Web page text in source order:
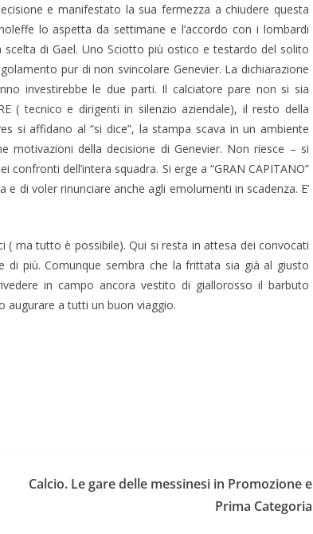
e manifestato la sua fermezza a chiudere questa
lo aspetta da settimane e l’accordo con i lombardi
di Gael. Uno Sciotto più ostico e testardo del solito
pur di non svincolare Genevier. La dichiarazione
investirebbe le due parti. Il calciatore pare non si sia
( tecnico e dirigenti in silenzio aziendale), il resto della
si affidano al “si dice”, la stampa scava in un ambiente
motivazioni della decisione di Genevier. Non riesce – si
dell’intera squadra. Si erge a “GRAN CAPITANO”
di voler rinunciare anche agli emolumenti in scadenza. E’
ma tutto è possibile). Qui si resta in attesa dei convocati
più. Comunque sembra che la frittata sia già al giusto
in campo ancora vestito di giallorosso il barbuto
augurare a tutti un buon viaggio.
Calcio. Le gare delle messinesi in Promozione e
Prima Categoria